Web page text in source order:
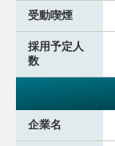
受動喫煙
採用予定人
数
企業名